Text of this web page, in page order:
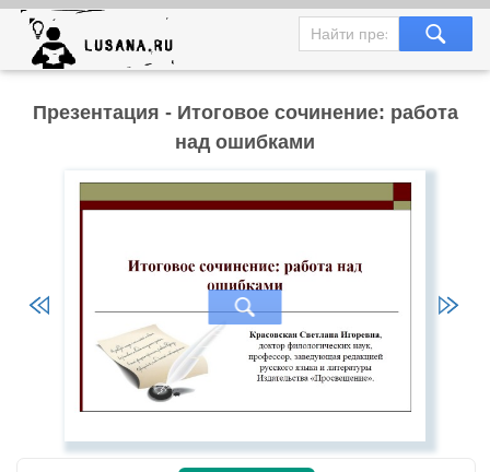
Презентация - Итоговое сочинение: работа
над ошибками